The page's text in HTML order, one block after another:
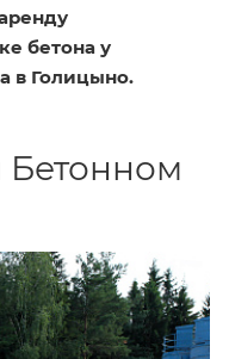
бетона у
в Голицыно.